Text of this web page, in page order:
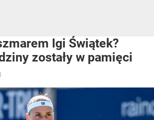
Igi Świątek?
zostały w pamięci